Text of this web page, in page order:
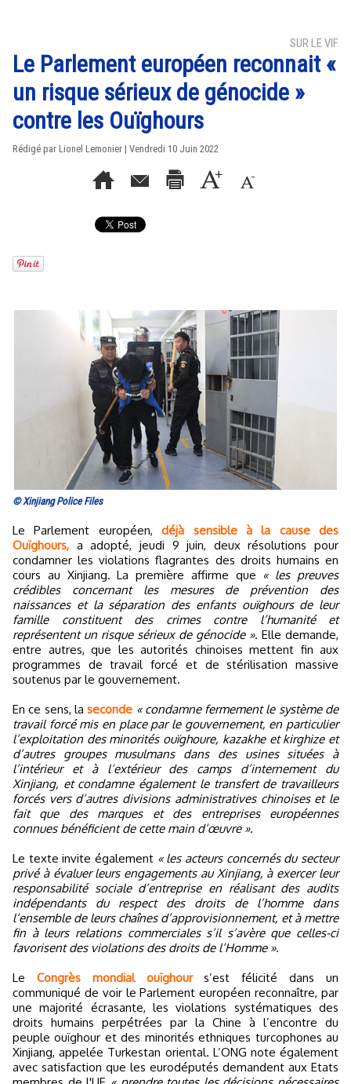
SUR LE VIF
Le Parlement européen reconnait «
un risque sérieux de génocide »
contre les Ouïghours
Rédigé par Lionel Lemonier | Vendredi 10 Juin 2022
© Xinjiang Police Files
Le Parlement européen,déjà sensible à la cause des
Ouïghours, a adopté, jeudi 9 juin, deux résolutions pour
condamner les violations flagrantes des droits humains en
cours au Xinjiang. La première affirme que « les preuves
crédibles concernant les mesures de prévention des
naissances et la séparation des enfants ouïghours de leur
famille constituent des crimes contre l’humanité et
représentent un risque sérieux de génocide ». Elle demande,
entre autres, que les autorités chinoises mettent fin aux
programmes de travail forcé et de stérilisation massive
soutenus par le gouvernement.
En ce sens, laseconde « condamne fermement le système de
travail forcé mis en place par le gouvernement, en particulier
l’exploitation des minorités ouïghoure, kazakhe et kirghize et
d’autres groupes musulmans dans des usines situées à
l’intérieur et à l’extérieur des camps d’internement du
Xinjiang, et condamne également le transfert de travailleurs
forcés vers d’autres divisions administratives chinoises et le
fait que des marques et des entreprises européennes
connues bénéficient de cette main d’œuvre ».
Le texte invite également « les acteurs concernés du secteur
privé à évaluer leurs engagements au Xinjiang, à exercer leur
responsabilité sociale d’entreprise en réalisant des audits
indépendants du respect des droits de l’homme dans
l’ensemble de leurs chaînes d’approvisionnement, et à mettre
fin à leurs relations commerciales s’il s’avère que celles-ci
favorisent des violations des droits de l’Homme ».
Le Congrès mondial ouïghours’est félicité dans un
communiqué de voir le Parlement européen reconnaître, par
une majorité écrasante, les violations systématiques des
droits humains perpétrées par la Chine à l’encontre du
peuple ouïghour et des minorités ethniques turcophones au
Xinjiang, appelée Turkestan oriental. L’ONG note également
avec satisfaction que les eurodéputés demandent aux Etats